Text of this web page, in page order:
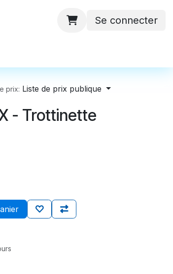
Se connecter
prix: Liste de prix publique
- Trottinette